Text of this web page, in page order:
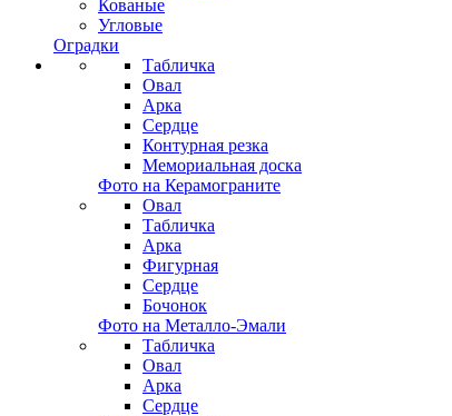
Кованые
Угловые
Оградки
Табличка
Овал
Арка
Сердце
Контурная резка
Мемориальная доска
Фото на Керамограните
Овал
Табличка
Арка
Фигурная
Сердце
Бочонок
Фото на Металло-Эмали
Табличка
Овал
Арка
Сердце